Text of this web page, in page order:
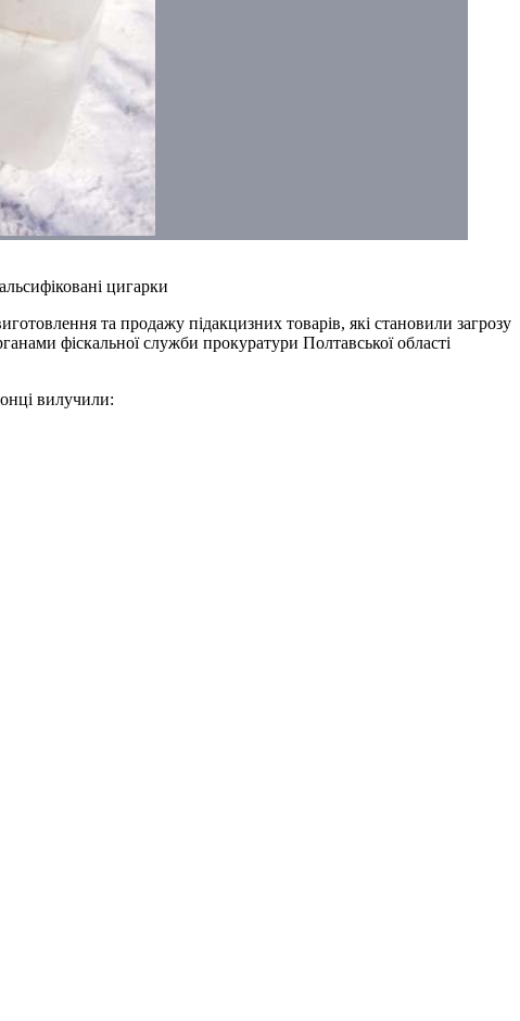
цигарки
та продажу підакцизних товарів, які становили загрозу
фіскальної служби прокуратури Полтавської області
вилучили: